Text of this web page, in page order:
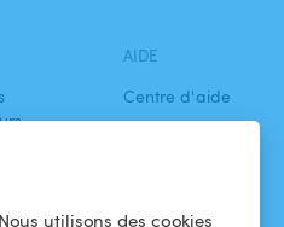
utilisons des cookies
AIDE
Centre d'aide